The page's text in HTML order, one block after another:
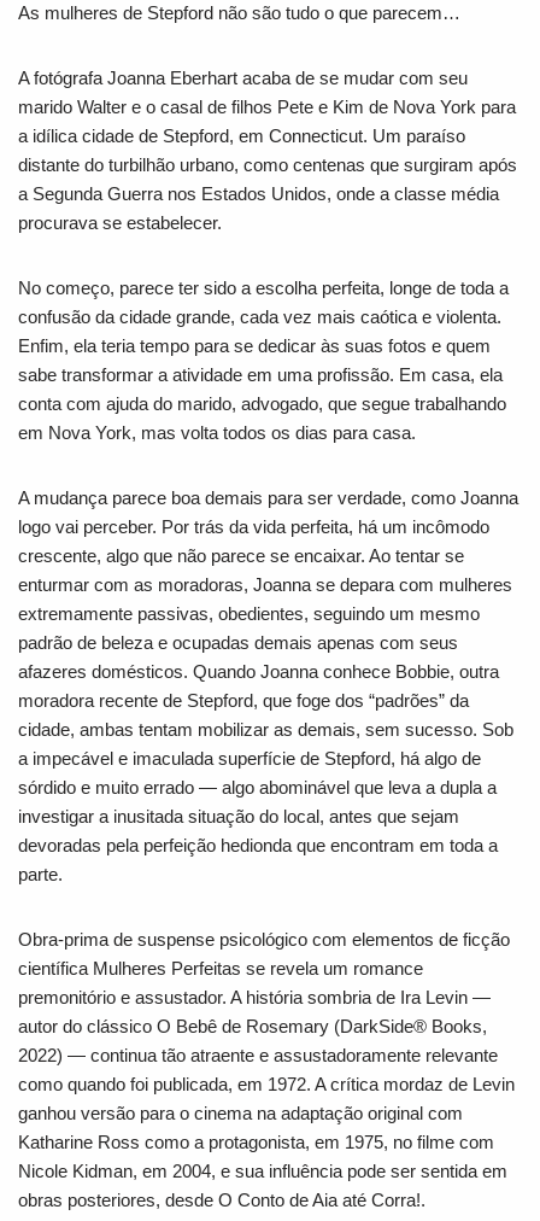
As mulheres de Stepford não são tudo o que parecem…
A fotógrafa Joanna Eberhart acaba de se mudar com seu
marido Walter e o casal de filhos Pete e Kim de Nova York para
a idílica cidade de Stepford, em Connecticut. Um paraíso
distante do turbilhão urbano, como centenas que surgiram após
a Segunda Guerra nos Estados Unidos, onde a classe média
procurava se estabelecer.
No começo, parece ter sido a escolha perfeita, longe de toda a
confusão da cidade grande, cada vez mais caótica e violenta.
Enfim, ela teria tempo para se dedicar às suas fotos e quem
sabe transformar a atividade em uma profissão. Em casa, ela
conta com ajuda do marido, advogado, que segue trabalhando
em Nova York, mas volta todos os dias para casa.
A mudança parece boa demais para ser verdade, como Joanna
logo vai perceber. Por trás da vida perfeita, há um incômodo
crescente, algo que não parece se encaixar. Ao tentar se
enturmar com as moradoras, Joanna se depara com mulheres
extremamente passivas, obedientes, seguindo um mesmo
padrão de beleza e ocupadas demais apenas com seus
afazeres domésticos. Quando Joanna conhece Bobbie, outra
moradora recente de Stepford, que foge dos “padrões” da
cidade, ambas tentam mobilizar as demais, sem sucesso. Sob
a impecável e imaculada superfície de Stepford, há algo de
sórdido e muito errado ― algo abominável que leva a dupla a
investigar a inusitada situação do local, antes que sejam
devoradas pela perfeição hedionda que encontram em toda a
parte.
Obra-prima de suspense psicológico com elementos de ficção
científica Mulheres Perfeitas se revela um romance
premonitório e assustador. A história sombria de Ira Levin ―
autor do clássico O Bebê de Rosemary (DarkSide® Books,
2022) ― continua tão atraente e assustadoramente relevante
como quando foi publicada, em 1972. A crítica mordaz de Levin
ganhou versão para o cinema na adaptação original com
Katharine Ross como a protagonista, em 1975, no filme com
Nicole Kidman, em 2004, e sua influência pode ser sentida em
obras posteriores, desde O Conto de Aia até Corra!.